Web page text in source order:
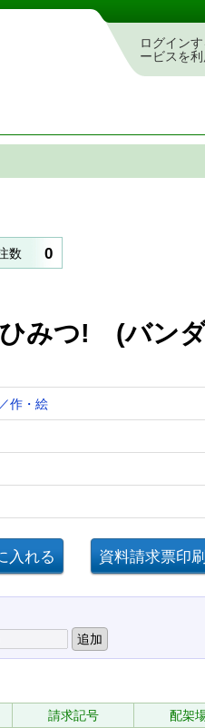
ログイン
ービスを利
数 0
みつ! (バン
作・絵
請求記号 配架